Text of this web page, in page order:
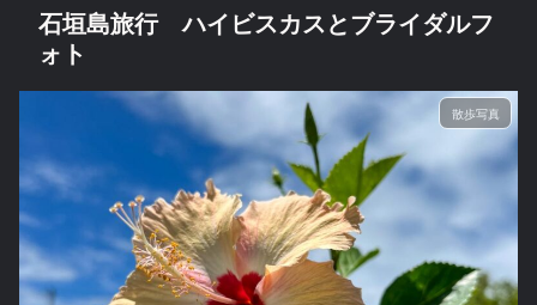
石垣島旅行 ハイビスカスとブライダルフ
ォト
散歩写真